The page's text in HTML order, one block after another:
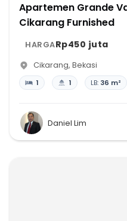
Apartemen Grande
Cikarang Furnished
HARGARp450 juta
Cikarang, Bekasi
1 1 LB: 36 m²
Daniel Lim